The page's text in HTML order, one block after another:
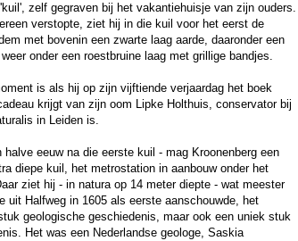
zelf gegraven bij het vakantiehuisje van zijn ouders.
verstopte, ziet hij in die kuil voor het eerst de
met bovenin een zwarte laag aarde, daaronder een
onder een roestbruine laag met grillige bandjes.
is als hij op zijn vijftiende verjaardag het boek
krijgt van zijn oom Lipke Holthuis, conservator bij
in Leiden is.
halve eeuw na die eerste kuil - mag Kroonenberg een
diepe kuil, het metrostation in aanbouw onder het
ziet hij - in natura op 14 meter diepte - wat meester
uit Halfweg in 1605 als eerste aanschouwde, het
geologische geschiedenis, maar ook een uniek stuk
Het was een Nederlandse geologe, Saskia